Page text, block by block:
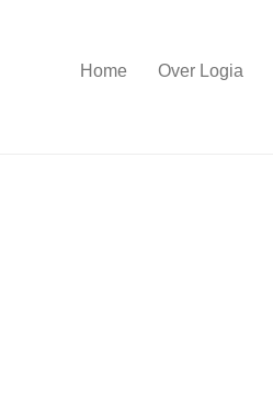
Home Over Logia